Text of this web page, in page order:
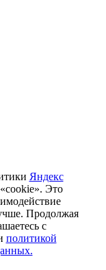
Яндекс
Это
Продолжая
с
политикой